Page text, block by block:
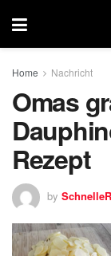
Home Nachricht
Omas
Rezept
by